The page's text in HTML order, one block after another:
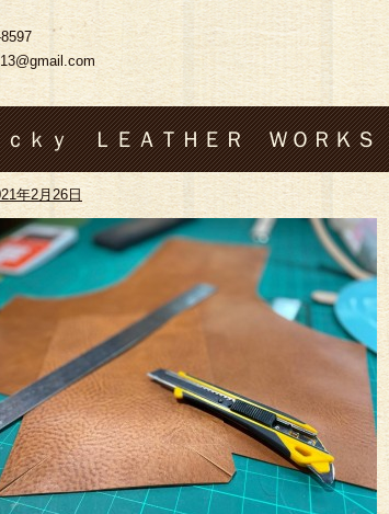
ｃｋｙ ＬＥＡＴＨＥＲ ＷＯＲＫＳ
ｃｋｙ ＬＥＡＴＨＥＲ ＷＯＲ Ｋ
♪ #Locky lather works# 熊本#菊池市#
#財布#ロ ングウォレット#コインケ
ーアクセサリー#指輪#cafe#ツーリン
年2月26日